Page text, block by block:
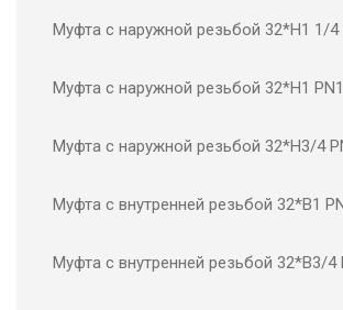
Муфта с наружной резьбой 32*Н1 1/4
Муфта с наружной резьбой 32*Н1
Муфта с наружной резьбой 32*Н3/4
Муфта с внутренней резьбой 32*В1
Муфта с внутренней резьбой 32*В3/4